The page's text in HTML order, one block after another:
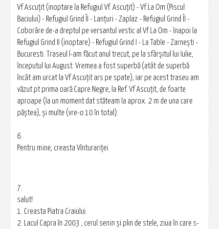
Vf Ascuţit (inoptare la Refugiul Vf. Ascuţit) - Vf La Om (Piscul
Baciului) - Refugiul Grind ÎI - Lanţuri - Zaplaz - Refugiul Grind ÎI -
Coborâre de-a dreptul pe versantul vestic al Vf La Om - înapoi la
Refugiul Grind II (inoptare) - Refugiul Grind I - La Table - Zarneşti -
Bucuresti. Traseul l-am făcut anul trecut, pe la sfârşitul lui Iulie,
începutul lui August. Vremea a fost superbă (atât de superbă
încât am urcat la Vf Ascuţit ars pe spate), iar pe acest traseu am
văzut pt prima oară Capre Negre, la Ref. Vf Ascuţit, de foarte
aproape (la un moment dat stăteam la aprox. 2 m de una care
păştea), şi multe (vre-o 10 în total).
6.
Pentru mine, creasta Vînturariței.
7.
salut!
1. Creasta Piatra Craiului.
2. Lacul Capra în 2003 , cerul senin şi plin de stele, ziua în care s-